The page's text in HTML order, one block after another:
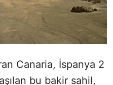
Canaria, İspanya 2
bu bakir sahil,